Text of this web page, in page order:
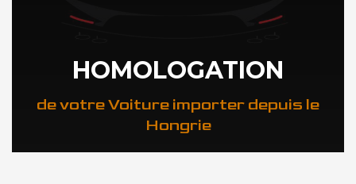
HOMOLOGATION
de votre Voiture importer depuis le
Hongrie